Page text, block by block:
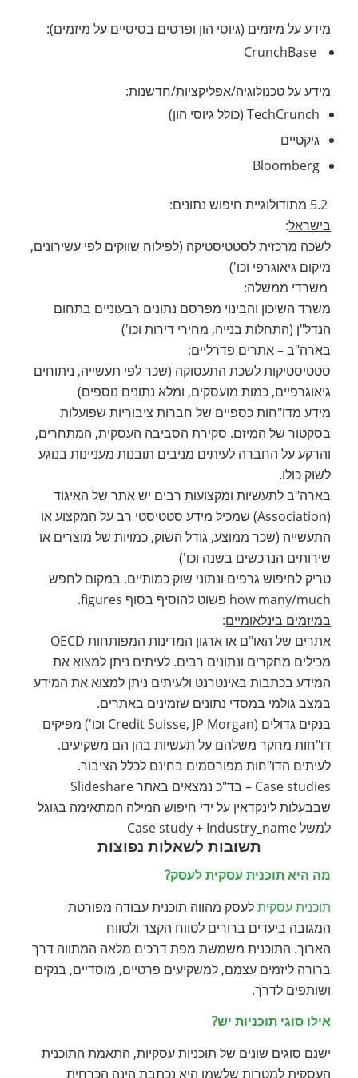
מידע על מיזמים (גיוסי הון ופרטים בסיסיים על מיזמים):
מידע על טכנולוגיה/אפליקציות/חדשנות:
TechCrunch (כולל גיוסי הון)
גיקטיים
Bloomberg
בישראל:
לשכה מרכזית לסטטיסטיקה (לפילוח שווקים לפי עשירונים,
מיקום גיאוגרפי וכו')
משרדי ממשלה:
משרד השיכון והבינוי מפרסם נתונים רבעוניים בתחום
הנדל"ן (התחלות בנייה, מחירי דירות וכו')
בארה"ב– אתרים פדרליים:
סטטיסטיקות לשכת התעסוקה (שכר לפי תעשייה, ניתוחים
גיאוגרפיים, כמות מועסקים, ומלא נתונים נוספים)
מידע מדו"חות כספיים של חברות ציבוריות שפועלות
בסקטור של המיזם. סקירת הסביבה העסקית, המתחרים,
והרקע על החברה לעיתים מניבים תובנות מעניינות בנוגע
לשוק כולו.
בארה"ב לתעשיות ומקצועות רבים יש אתר של האיגוד
(Association) שמכיל מידע סטטיסטי רב על המקצוע או
התעשייה (שכר ממוצע, גודל השוק, כמויות של מוצרים או
שירותים הנרכשים בשנה וכו')
טריק לחיפוש גרפים ונתוני שוק כמותיים. במקום לחפש
how many/much פשוט להוסיף בסוף figures.
במיזמים בינלאומיים:
אתרים של האו"ם או ארגון המדינות המפותחות OECD
מכילים מחקרים ונתונים רבים. לעיתים ניתן למצוא את
המידע בכתבות באינטרנט ולעיתים ניתן למצוא את המידע
במצב גולמי במסדי נתונים שזמינים באתרים.
בנקים גדולים (Credit Suisse, JP Morgan וכו') מפיקים
דו"חות מחקר משלהם על תעשיות בהן הם משקיעים.
לעיתים הדו"חות מפורסמים בחינם לכלל הציבור.
Case studies – בד"כ נמצאים באתר Slideshare
שבבעלות לינקדאין על ידי חיפוש המילה המתאימה בגוגל
למשל Case study + Industry_name
תשובות לשאלות נפוצות
מה היא תוכנית עסקית לעסק?
תוכנית עסקית לעסק מהווה תוכנית עבודה מפורטת
המגובה ביעדים ברורים לטווח הקצר ולטווח
הארוך. התוכנית משמשת מפת דרכים מלאה המתווה דרך
ברורה ליזמים עצמם, למשקיעים פרטיים, מוסדיים, בנקים
ושותפים לדרך.
אילו סוגי תוכניות יש?
ישנם סוגים שונים של תוכניות עסקיות, התאמת התוכנית
העסקית למטרות שלשמן היא נכתבת הינה הכרחית